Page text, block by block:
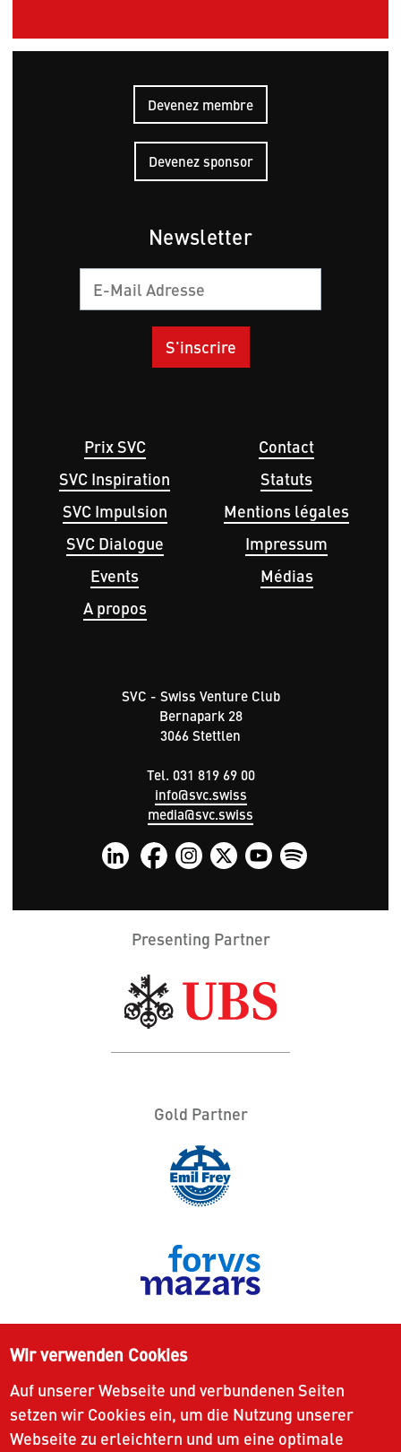
Devenez membre
Devenez sponsor
Newsletter
Hauptnavigation
Prix SVC
SVC Inspiration
SVC Impulsion
SVC Dialogue
Events
A propos
page
Contact
Statuts
Mentions légales
Impressum
Médias
SVC - Swiss Venture Club
Bernapark 28
3066 Stettlen
Tel. 031 819 69 00
info@svc.swiss
media@svc.swiss
Presenting Partner
Gold Partner
Wir verwenden Cookies
Auf unserer Webseite und verbundenen Seiten
setzen wir Cookies ein, um die Nutzung unserer
Webseite zu erleichtern und um eine optimale